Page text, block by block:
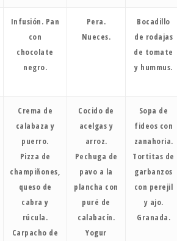
Infusión. Pan
con
chocolate
negro.
Pera.
Nueces.
Bocadillo
de rodajas
de tomate
y hummus.
Crema de
calabaza y
puerro.
Pizza de
champiñones,
queso de
cabra y
rúcula.
Carpacho de
Cocido de
acelgas y
arroz.
Pechuga de
pavo a la
plancha con
puré de
calabacín.
Yogur
Sopa de
fideos con
zanahoria.
Tortitas de
garbanzos
con perejil
y ajo.
Granada.